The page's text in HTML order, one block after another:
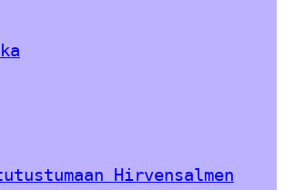
Hirvensalmen